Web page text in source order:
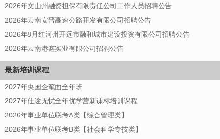
2026年文山州融资担保有限责任公司工作人员招聘公告
2026年云南安晋高速公路开发有限公司招聘公告
2026年8月红河州开远市融和城市建设投资有限公司招聘公告
2026年云南港鑫实业有限公司招聘公告
最新培训课程
2027年央国企笔面全年班
2027年仕途无忧全年优学营新课标培训课程
2026年事业单位联考A类【综合管理类】
2026年事业单位联考B类【社会科学专技类】